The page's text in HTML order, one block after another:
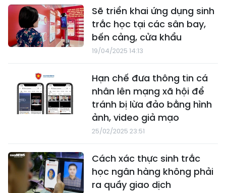
Sẽ triển khai ứng dụng sinh
trắc học tại các sân bay,
bến cảng, cửa khẩu
19/04/2025 14:13
Hạn chế đưa thông tin cá
nhân lên mạng xã hội để
tránh bị lừa đảo bằng hình
ảnh, video giả mạo
25/02/2025 23:51
Cách xác thực sinh trắc
học ngân hàng không phải
ra quầy giao dịch